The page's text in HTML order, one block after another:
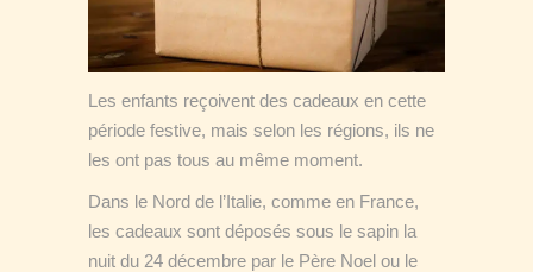
Les enfants reçoivent des cadeaux en cette
période festive, mais selon les régions, ils ne
les ont pas tous au même moment.
Dans le Nord de l’Italie, comme en France,
les cadeaux sont déposés sous le sapin la
nuit du 24 décembre par le Père Noel ou le